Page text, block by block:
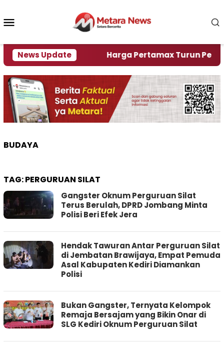
konten
News Update
Krisi Air Harga Pertamax Turun Per Hari
BUDAYA
TAG:PERGURUAN SILAT
Gangster Oknum Perguruan Silat
Terus Berulah, DPRD Jombang Minta
Polisi Beri Efek Jera
Hendak Tawuran Antar Perguruan Silat
di Jembatan Brawijaya, Empat Pemuda
Asal Kabupaten Kediri Diamankan
Polisi
Bukan Gangster, Ternyata Kelompok
Remaja Bersajam yang Bikin Onar di
SLG Kediri Oknum Perguruan Silat